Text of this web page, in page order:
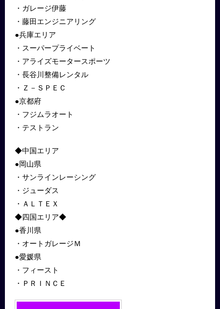
・ガレージ伊藤
・藤田エンジニアリング
●兵庫エリア
・スーパープライベート
・アライズモータースポーツ
・長谷川整備レンタル
・Ｚ－ＳＰＥＣ
●京都府
・フジムラオート
・テストラン
◆中国エリア
●岡山県
・サンラインレーシング
・ジューダス
・ＡＬＴＥＸ
◆四国エリア◆
●香川県
・オートガレージＭ
●愛媛県
・フィースト
・ＰＲＩＮＣＥ